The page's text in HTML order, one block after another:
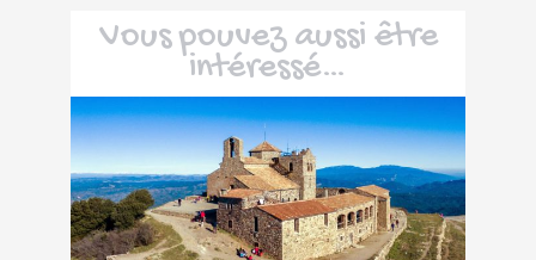
Vous pouvez aussi être
intéressé…